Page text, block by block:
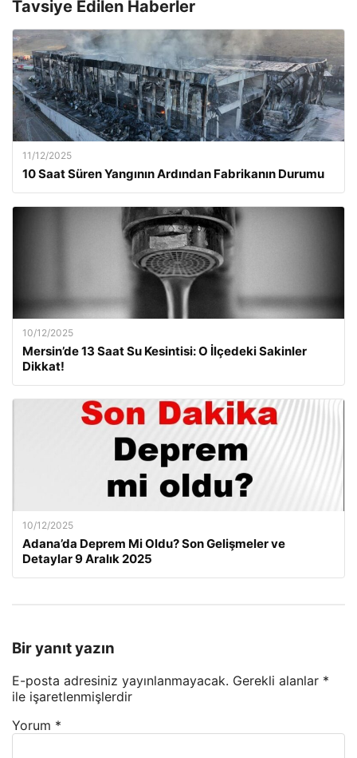
Tavsiye Edilen Haberler
11/12/2025
10 Saat Süren Yangının Ardından Fabrikanın Durumu
10/12/2025
Mersin’de 13 Saat Su Kesintisi: O İlçedeki Sakinler
Dikkat!
10/12/2025
Adana’da Deprem Mi Oldu? Son Gelişmeler ve
Detaylar 9 Aralık 2025
Bir yanıt yazın
E-posta adresiniz yayınlanmayacak. Gerekli alanlar *
ile işaretlenmişlerdir
Yorum *